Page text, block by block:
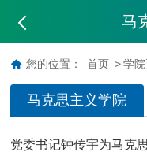
马
您的位置： 首页 > 学
马克思主义学院
党委书记钟传宇为马克